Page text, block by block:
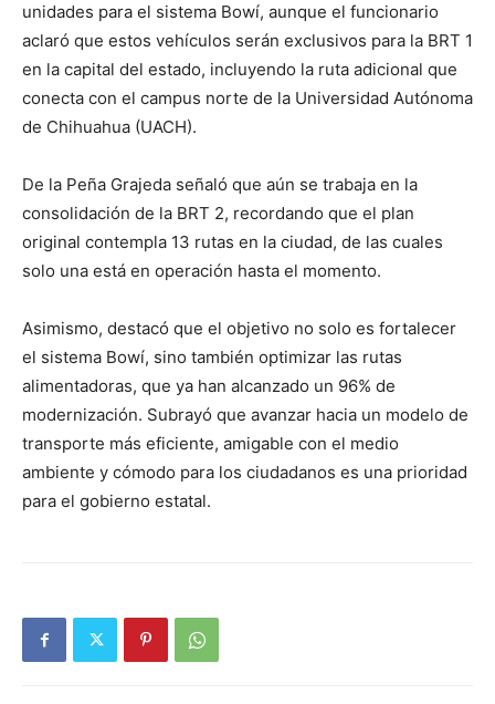
unidades para el sistema Bowí, aunque el funcionario
aclaró que estos vehículos serán exclusivos para la BRT 1
en la capital del estado, incluyendo la ruta adicional que
conecta con el campus norte de la Universidad Autónoma
de Chihuahua (UACH).
De la Peña Grajeda señaló que aún se trabaja en la
consolidación de la BRT 2, recordando que el plan
original contempla 13 rutas en la ciudad, de las cuales
solo una está en operación hasta el momento.
Asimismo, destacó que el objetivo no solo es fortalecer
el sistema Bowí, sino también optimizar las rutas
alimentadoras, que ya han alcanzado un 96% de
modernización. Subrayó que avanzar hacia un modelo de
transporte más eficiente, amigable con el medio
ambiente y cómodo para los ciudadanos es una prioridad
para el gobierno estatal.